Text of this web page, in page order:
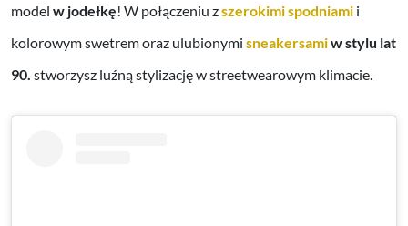
model w jodełkę! W połączeniu zszerokimi spodniami i
kolorowym swetremoraz ulubionymi sneakersamiw stylu lat
90. stworzysz luźną stylizację w streetwearowym klimacie.